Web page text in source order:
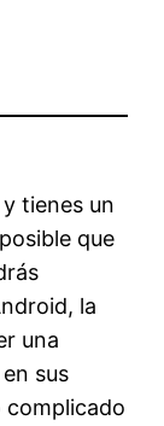
tienes un
que
la
una
sus
complicado